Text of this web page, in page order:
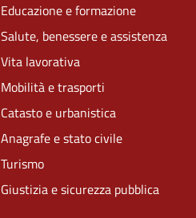
Educazione e formazione
Salute, benessere e assistenza
Vita lavorativa
Mobilità e trasporti
Catasto e urbanistica
Anagrafe e stato civile
Turismo
Giustizia e sicurezza pubblica